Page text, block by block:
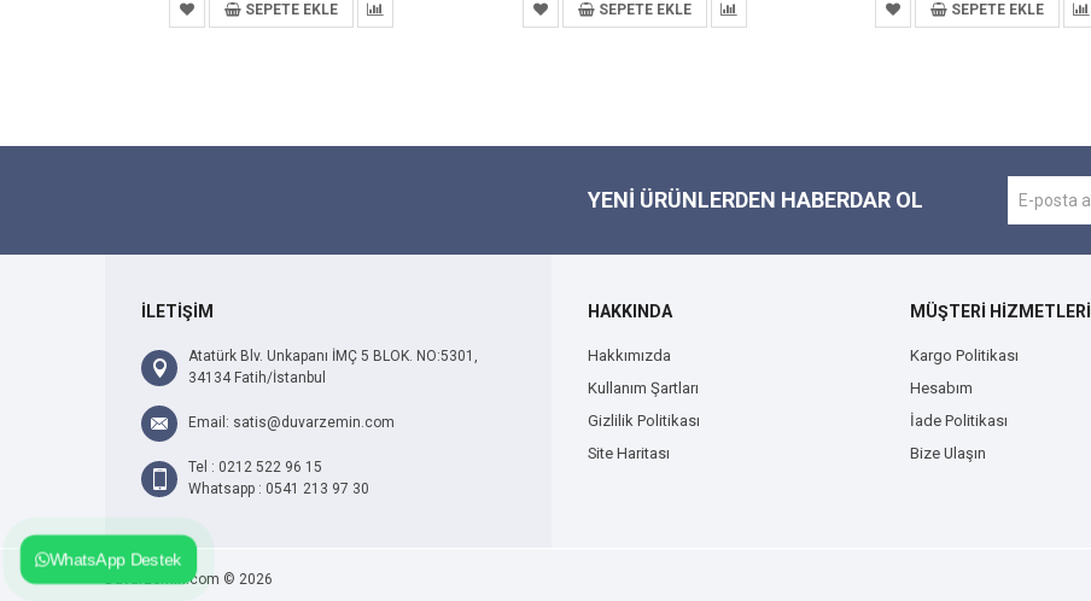
SEPETE EKLE SEPETE EKLE SEPETE EKLE
YENI ÜRÜNLERDEN HABERDAR OL
İLETİŞİM
Atatürk Blv. Unkapanı İMÇ 5 BLOK. NO:5301,
34134 Fatih/İstanbul
Email: satis@duvarzemin.com
Tel : 0212 522 96 15
Whatsapp : 0541 213 97 30
HAKKINDA
Hakkımızda
Kullanım Şartları
Gizlilik Politikası
Site Haritası
MÜŞTERİ HİZMETLERİ
Kargo Politikası
Hesabım
İade Politikası
Bize Ulaşın
Duvarzemin.com © 2026
WhatsApp Destek